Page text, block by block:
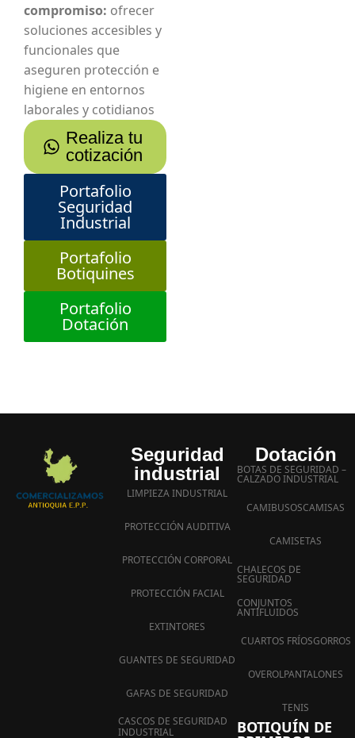
compromiso: ofrecer
soluciones accesibles y
funcionales que
aseguren protección e
higiene en entornos
laborales y cotidianos
Realiza tu
cotización
Portafolio
Seguridad
Industrial
Portafolio
Botiquines
Portafolio
Dotación
Seguridad
industrial
LIMPIEZA INDUSTRIAL
PROTECCIÓN AUDITIVA
PROTECCIÓN CORPORAL
PROTECCIÓN FACIAL
EXTINTORES
GUANTES DE SEGURIDAD
GAFAS DE SEGURIDAD
CASCOS DE SEGURIDAD
INDUSTRIAL
Dotación
BOTAS DE SEGURIDAD –
CALZADO INDUSTRIAL
CAMIBUSOSCAMISAS
CAMISETAS
CHALECOS DE
SEGURIDAD
CONJUNTOS
ANTIFLUIDOS
CUARTOS FRÍOSGORROS
OVEROLPANTALONES
TENIS
BOTIQUÍN DE